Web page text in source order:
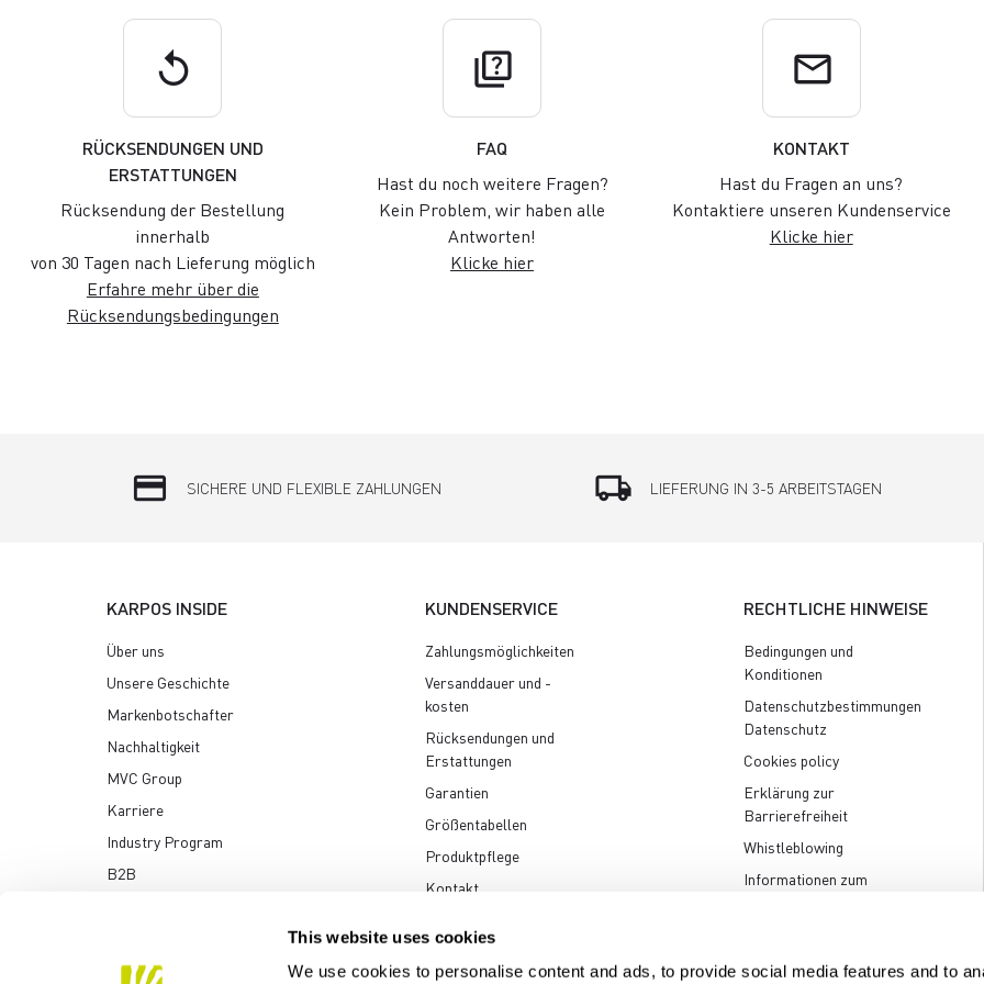
This website uses cookies
We use cookies to personalise content and ads, to provide social media features and to
replay
RÜCKSENDUNGEN UND
ERSTATTUNGEN
Rücksendung der Bestellung
innerhalb
von 30 Tagen nach Lieferung möglich
Erfahre mehr über die
Rücksendungsbedingungen
quiz
FAQ
Hast du noch weitere Fragen?
Kein Problem, wir haben alle
Antworten!
Klicke hier
email
KONTAKT
Hast du Fragen an uns?
Kontaktiere unseren Kundenservice
Klicke hier
credit_card SICHERE UND FLEXIBLE ZAHLUNGEN local_shipping LIEFERUNG IN 3-5 ARBEITSTAGEN
KARPOS INSIDE
Über uns
Unsere Geschichte
Markenbotschafter
Nachhaltigkeit
MVC Group
Karriere
Industry Program
B2B
KUNDENSERVICE
Zahlungsmöglichkeiten
Versanddauer und -
kosten
Rücksendungen und
Erstattungen
Garantien
Größentabellen
Produktpflege
Kontakt
RECHTLICHE HINWEISE
Bedingungen und
Konditionen
Datenschutzbestimmungen
Datenschutz
Cookies policy
Erklärung zur
Barrierefreiheit
Whistleblowing
Informationen zum